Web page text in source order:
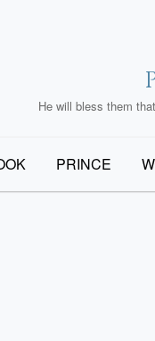
He will bless them
PRINCE